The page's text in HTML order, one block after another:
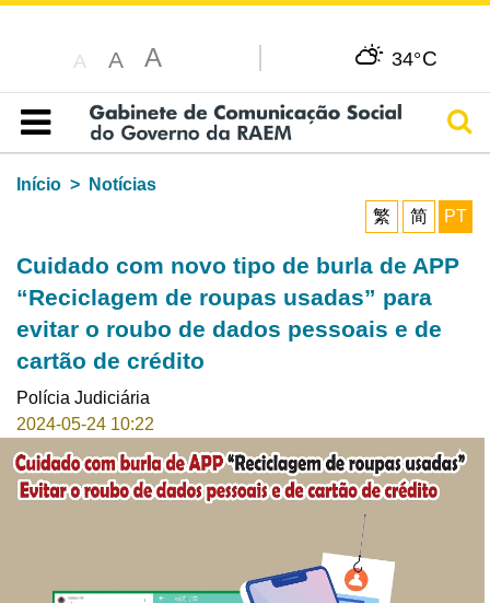
A A A 34°C
Índice
Início
Notícias
繁
简 PT
Cuidado com novo tipo de burla de APP
“Reciclagem de roupas usadas” para
evitar o roubo de dados pessoais e de
cartão de crédito
Polícia Judiciária
2024-05-24 10:22